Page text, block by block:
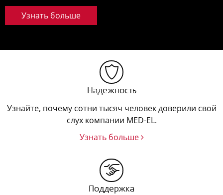
Узнать больше
Надежность
Узнайте, почему сотни тысяч человек доверили свой
слух компании MED-EL.
Узнать больше
Поддержка